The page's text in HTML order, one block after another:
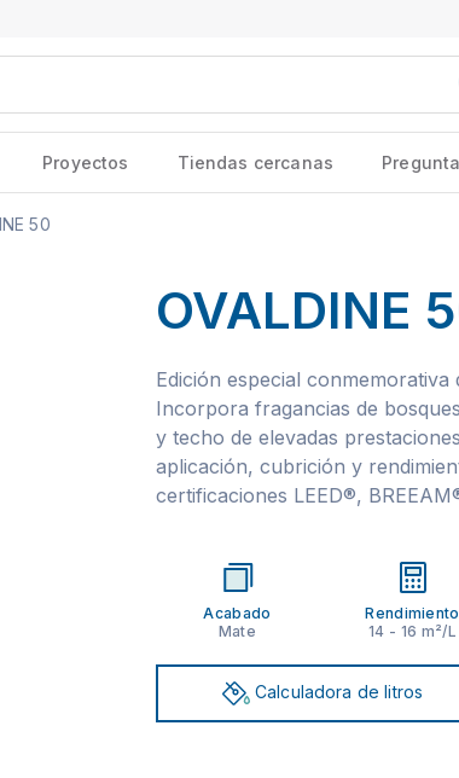
Proyectos Tiendas cercanas
50
OVALDINE
Edición especial
Incorpora fragancias de
y techo de elevadas
aplicación, cubrición y
certificaciones LEED®,
Acabado
Mate
Rendimiento
14 - 16 m²/L
Calculadora de litros